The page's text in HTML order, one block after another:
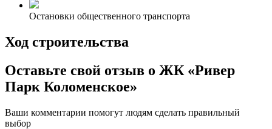
Остановки общественного транспорта
Ход строительства
Оставьте свой отзыв о ЖК «Ривер
Парк Коломенское»
Ваши комментарии помогут людям сделать правильный
выбор